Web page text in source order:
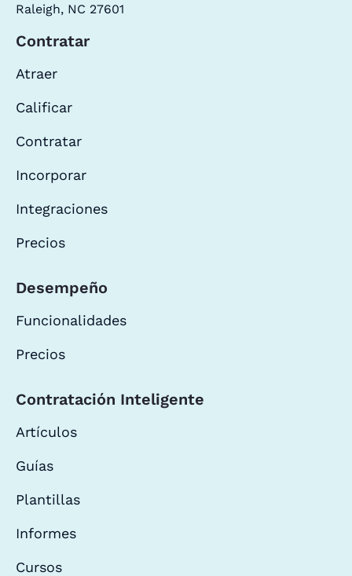
Raleigh, NC 27601
Contratar
Atraer
Calificar
Contratar
Incorporar
Integraciones
Precios
Desempeño
Funcionalidades
Precios
Contratación Inteligente
Artículos
Guías
Plantillas
Informes
Cursos